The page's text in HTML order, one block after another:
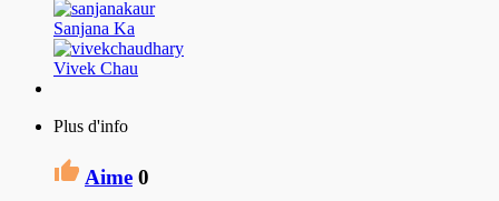
Sanjana Ka
Vivek Chau
Plus d'info
Aime 0